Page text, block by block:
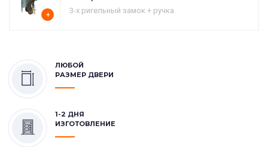
+ 3-х ригельный замок + ручка
ЛЮБОЙ
РАЗМЕР ДВЕРИ
1-2 ДНЯ
ИЗГОТОВЛЕНИЕ